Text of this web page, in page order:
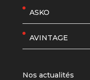
ASKO
AVINTAGE
Nos actualités